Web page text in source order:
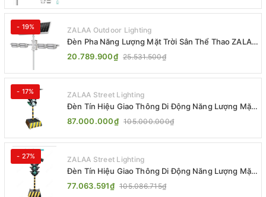
- 19% ZALAA Outdoor Lighting
Đèn Pha Năng Lượng Mặt Trời Sân Thể Thao ZALAA
Jsc Chống Nước IP65 Cao Cấp
20.789.900₫ 25.531.500₫
- 17% ZALAA Street Lighting
Đèn Tín Hiệu Giao Thông Di Động Năng Lượng Mặt
Trời ZALAA ZL-300A-D
87.000.000₫ 105.000.000₫
- 27% ZALAA Street Lighting
Đèn Tín Hiệu Giao Thông Di Động Năng Lượng Mặt
Trời ZALAA ZL-409300C
77.063.591₫ 105.086.715₫